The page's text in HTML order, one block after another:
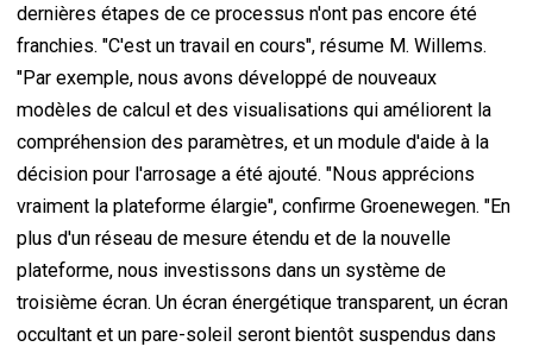
dernières étapes de ce processus n'ont pas encore été
franchies. "C'est un travail en cours", résume M. Willems.
"Par exemple, nous avons développé de nouveaux
modèles de calcul et des visualisations qui améliorent la
compréhension des paramètres, et un module d'aide à la
décision pour l'arrosage a été ajouté. "Nous apprécions
vraiment la plateforme élargie", confirme Groenewegen. "En
plus d'un réseau de mesure étendu et de la nouvelle
plateforme, nous investissons dans un système de
troisième écran. Un écran énergétique transparent, un écran
occultant et un pare-soleil seront bientôt suspendus dans